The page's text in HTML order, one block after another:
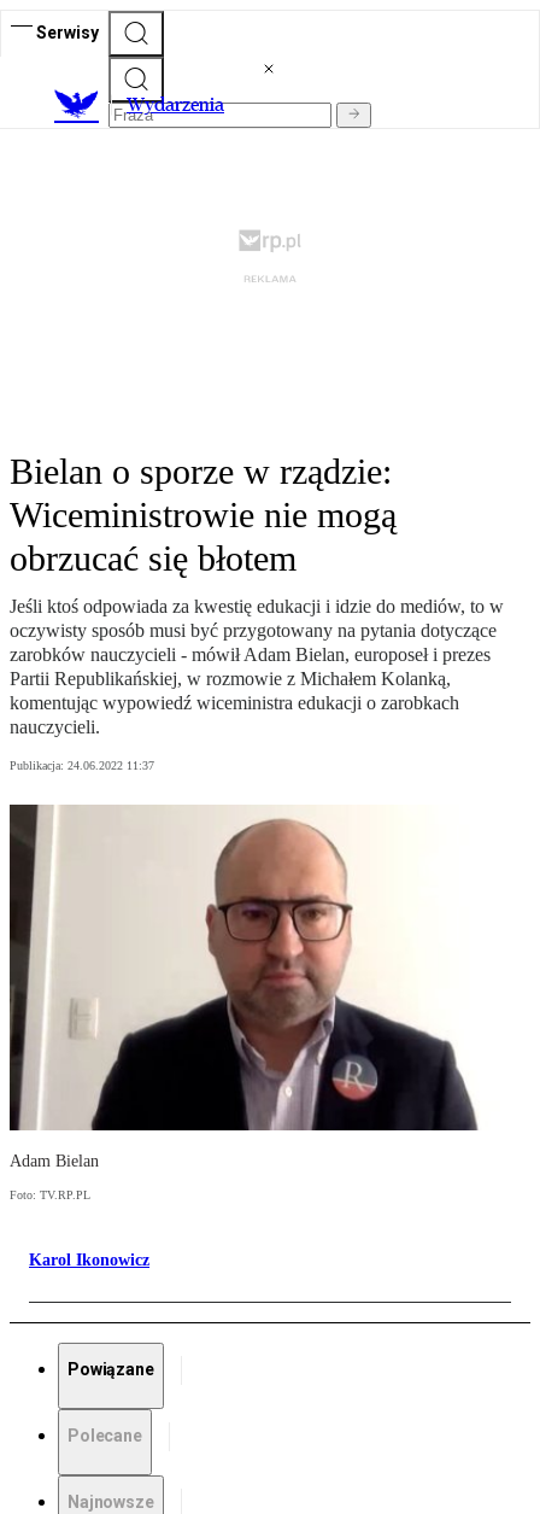
Serwisy
Wydarzenia
Bielan o sporze w rządzie:
Wiceministrowie nie mogą
obrzucać się błotem
Jeśli ktoś odpowiada za kwestię edukacji i idzie do mediów, to w
oczywisty sposób musi być przygotowany na pytania dotyczące
zarobków nauczycieli - mówił Adam Bielan, europoseł i prezes
Partii Republikańskiej, w rozmowie z Michałem Kolanką,
komentując wypowiedź wiceministra edukacji o zarobkach
nauczycieli.
Publikacja: 24.06.2022 11:37
Adam Bielan
Foto: TV.RP.PL
Karol Ikonowicz
Powiązane
Polecane
Najnowsze